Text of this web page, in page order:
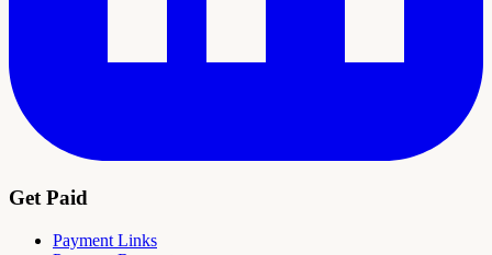
Get Paid
Payment Links